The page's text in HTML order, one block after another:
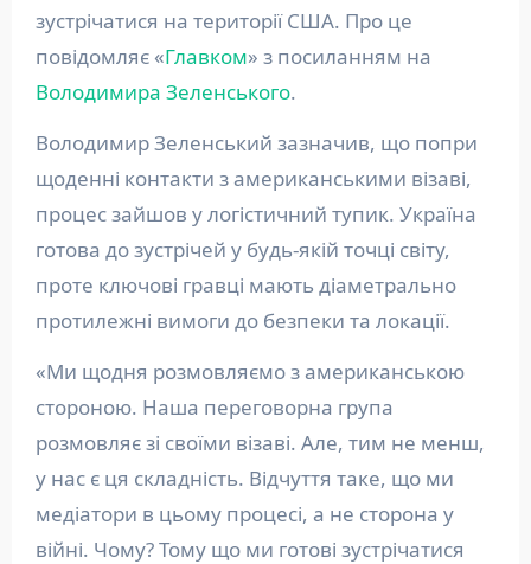
зустрічатися на території США. Про це
повідомляє «Главком» з посиланням на
Володимира Зеленського.
Володимир Зеленський зазначив, що попри
щоденні контакти з американськими візаві,
процес зайшов у логістичний тупик. Україна
готова до зустрічей у будь-якій точці світу,
проте ключові гравці мають діаметрально
протилежні вимоги до безпеки та локації.
«Ми щодня розмовляємо з американською
стороною. Наша переговорна група
розмовляє зі своїми візаві. Але, тим не менш,
у нас є ця складність. Відчуття таке, що ми
медіатори в цьому процесі, а не сторона у
війні. Чому? Тому що ми готові зустрічатися